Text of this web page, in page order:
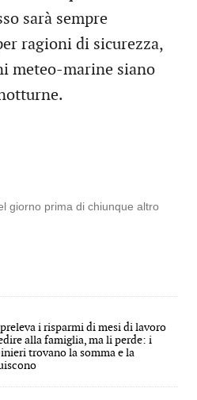
sarà sempre
ragioni di sicurezza,
meteo-marine siano
giorno prima di chiunque altro
i risparmi di mesi di lavoro
alla famiglia, ma li perde: i
trovano la somma e la